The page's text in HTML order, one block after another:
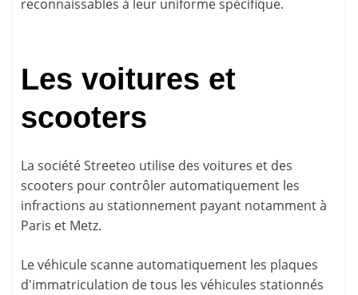
reconnaissables à leur uniforme spécifique.
Les voitures et
scooters
La société Streeteo utilise des voitures et des
scooters pour contrôler automatiquement les
infractions au stationnement payant notamment à
Paris et Metz.
Le véhicule scanne automatiquement les plaques
d'immatriculation de tous les véhicules stationnés